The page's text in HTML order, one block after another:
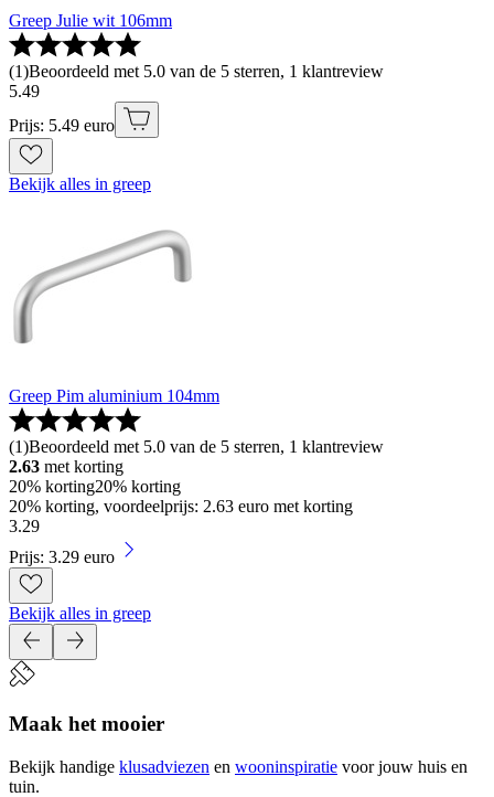
Greep Julie wit 106mm
(1)Beoordeeld met 5.0 van de 5 sterren, 1 klantreview
5.49
Prijs: 5.49 euro
Bekijk alles in greep
Greep Pim aluminium 104mm
(1)Beoordeeld met 5.0 van de 5 sterren, 1 klantreview
2.63 met korting
20% korting20% korting
20% korting, voordeelprijs: 2.63 euro met korting
3.29
Prijs: 3.29 euro
Bekijk alles in greep
Maak het mooier
Bekijk handige klusadviezen en wooninspiratie voor jouw huis en
tuin.